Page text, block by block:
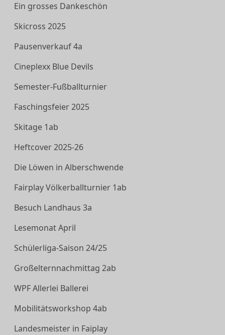
Ein grosses Dankeschön
Skicross 2025
Pausenverkauf 4a
Cineplexx Blue Devils
Semester-Fußballturnier
Faschingsfeier 2025
Skitage 1ab
Heftcover 2025-26
Die Löwen in Alberschwende
Fairplay Völkerballturnier 1ab
Besuch Landhaus 3a
Lesemonat April
Schülerliga-Saison 24/25
Großelternnachmittag 2ab
WPF Allerlei Ballerei
Mobilitätsworkshop 4ab
Landesmeister in Faiplay